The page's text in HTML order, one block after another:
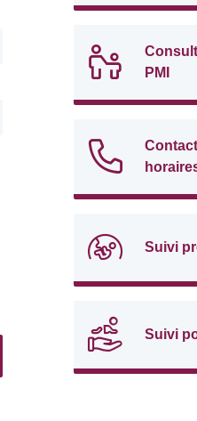
PMI
Suivi
Suivi